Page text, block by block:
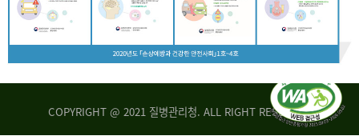
COPYRIGHT @ 2021 질병관리청. ALL RIGHT RESERVED